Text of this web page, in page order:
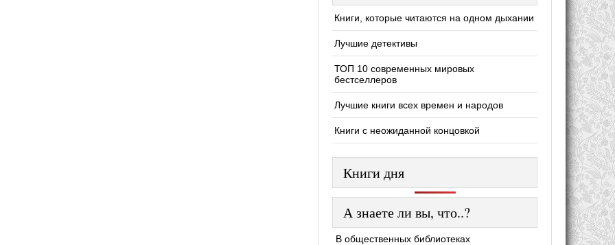
Книги, которые читаются на одном дыхании
Лучшие детективы
ТОП 10 современных мировых
бестселлеров
Лучшие книги всех времен и народов
Книги с неожиданной концовкой
Книги дня
А знаете ли вы, что..?
В общественных библиотеках